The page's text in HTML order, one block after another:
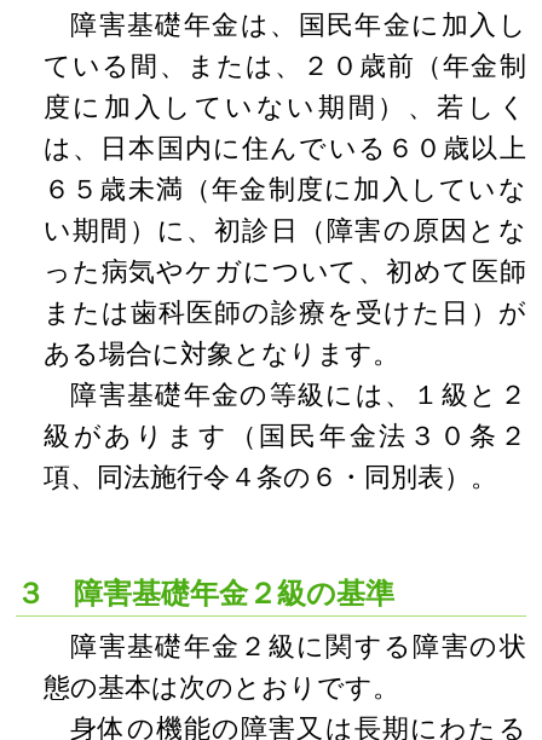
障害基礎年金は、国民年金に加入し
ている間、または、２０歳前（年金制
度に加入していない期間）、若しく
は、日本国内に住んでいる６０歳以上
６５歳未満（年金制度に加入していな
い期間）に、初診日（障害の原因とな
った病気やケガについて、初めて医師
または歯科医師の診療を受けた日）が
ある場合に対象となります。
障害基礎年金の等級には、１級と２
級があります（国民年金法３０条２
項、同法施行令４条の６・同別表）。
３ 障害基礎年金２級の基準
障害基礎年金２級に関する障害の状
態の基本は次のとおりです。
身体の機能の障害又は長期にわたる